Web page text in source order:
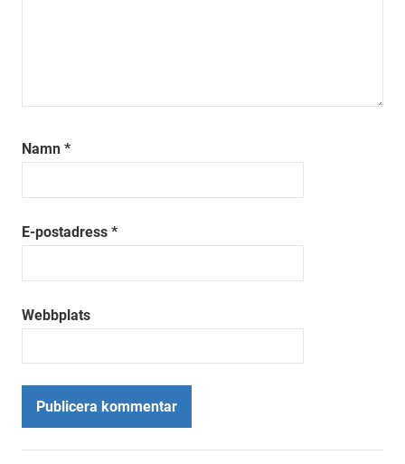
Namn *
E-postadress *
Webbplats
Alternative: